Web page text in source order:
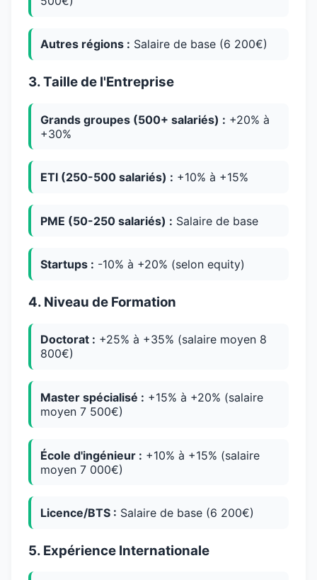
Autres régions : Salaire de base (6 200€)
3. Taille de l'Entreprise
Grands groupes (500+ salariés) : +20% à
+30%
ETI (250-500 salariés) : +10% à +15%
PME (50-250 salariés) : Salaire de base
Startups : -10% à +20% (selon equity)
4. Niveau de Formation
Doctorat : +25% à +35% (salaire moyen 8
800€)
Master spécialisé : +15% à +20% (salaire
moyen 7 500€)
École d'ingénieur : +10% à +15% (salaire
moyen 7 000€)
Licence/BTS : Salaire de base (6 200€)
5. Expérience Internationale